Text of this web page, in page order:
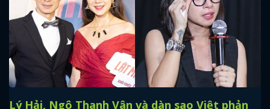
Lý Hải, Ngô Thanh Vân và dàn sao Việt phản